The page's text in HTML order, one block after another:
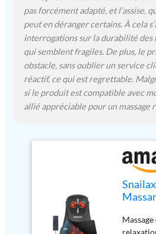
ajustée
le bas
besoins.
siège
d'un
le dos
douleurs
de
haut, le
plus
modes
réduire
pas forcément adapté, et l’assise,
peut en déranger certains. À cela
interrogations sur la durabilité des
qui semblent fragiles. De plus, le
obstacle, sans oublier un service
réactif, ce qui est regrettable.
si le produit est compatible avec
allié appréciable pour un massage